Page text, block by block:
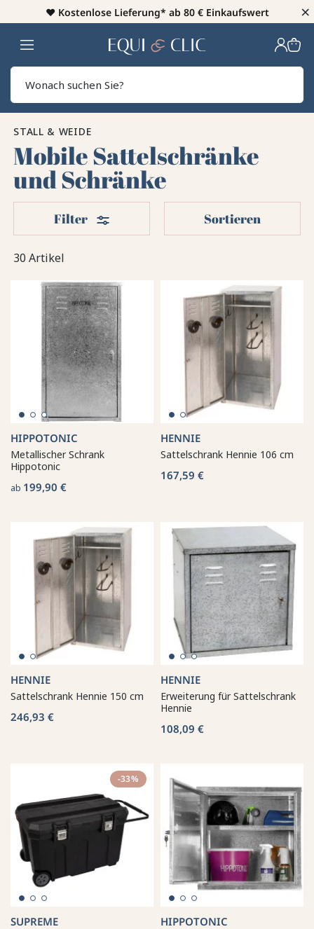
♥️ Kostenlose Lieferung* ab 80 € Einkaufswert ×
Heim
STALL & WEIDE
Mobile Sattelschränke
und Schränke
30 Artikel
Filter Filter Sortieren
HIPPOTONIC
Metallischer Schrank
Hippotonic
ab 199,90 €
HENNIE
Sattelschrank Hennie 106 cm
167,59 €
HENNIE
Sattelschrank Hennie 150 cm
246,93 €
HENNIE
Erweiterung für Sattelschrank
Hennie
108,09 €
-33%
SUPREME HIPPOTONIC